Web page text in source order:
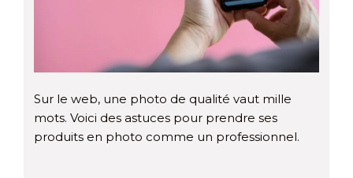
Sur le web, une photo de qualité vaut mille
mots. Voici des astuces pour prendre ses
produits en photo comme un professionnel.